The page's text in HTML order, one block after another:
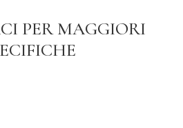
PER MAGGIORI